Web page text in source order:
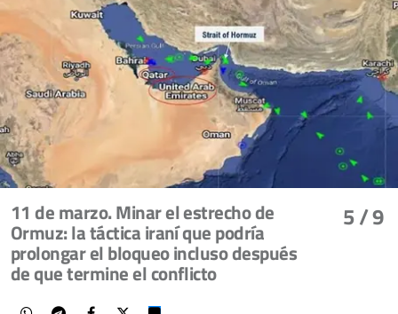
5/ 9
11 de marzo. Minar el estrecho de
Ormuz: la táctica iraní que podría
prolongar el bloqueo incluso después
de que termine el conflicto